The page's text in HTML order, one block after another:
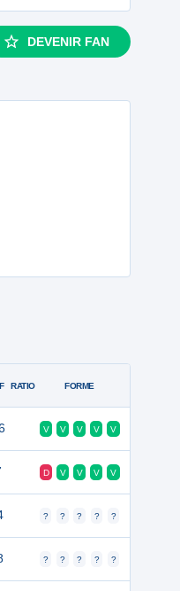
DEVENIR FAN
RATIO FORME
V V V V V
D V V V V
? ? ? ? ?
? ? ? ? ?